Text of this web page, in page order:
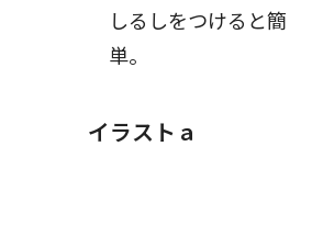
しるしをつけると簡
単。
イラストａ